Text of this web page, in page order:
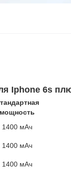
Iphone 6s
мощность
1400 мАч
1400 мАч
1400 мАч